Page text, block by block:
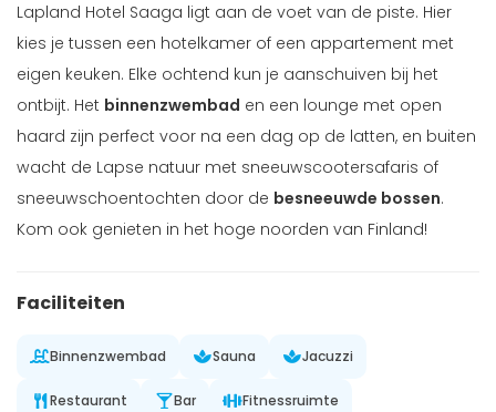
Lapland Hotel Saaga ligt aan de voet van de piste. Hier
kies je tussen een hotelkamer of een appartement met
eigen keuken. Elke ochtend kun je aanschuiven bij het
ontbijt. Het binnenzwembad en een lounge met open
haard zijn perfect voor na een dag op de latten, en buiten
wacht de Lapse natuur met sneeuwscootersafaris of
sneeuwschoentochten door de besneeuwde bossen.
Kom ook genieten in het hoge noorden van Finland!
Faciliteiten
Binnenzwembad Sauna Jacuzzi
Restaurant Bar Fitnessruimte